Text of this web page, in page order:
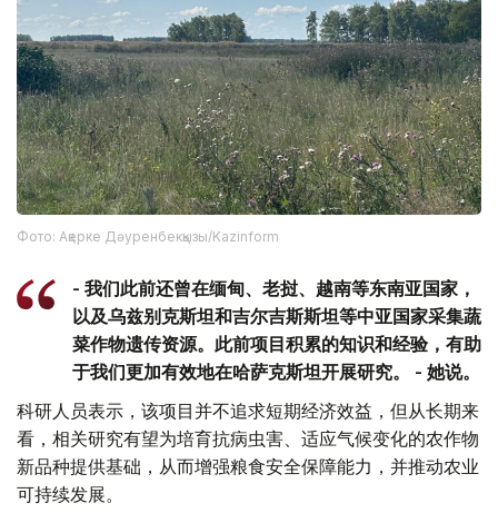
Фото: Ақерке Дәуренбекқызы/Kazinform
- 我们此前还曾在缅甸、老挝、越南等东南亚国家，
以及乌兹别克斯坦和吉尔吉斯斯坦等中亚国家采集蔬
菜作物遗传资源。此前项目积累的知识和经验，有助
于我们更加有效地在哈萨克斯坦开展研究。 - 她说。
科研人员表示，该项目并不追求短期经济效益，但从长期来
看，相关研究有望为培育抗病虫害、适应气候变化的农作物
新品种提供基础，从而增强粮食安全保障能力，并推动农业
可持续发展。